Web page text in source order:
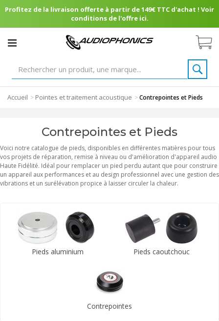
Profitez de la livraison offerte à partir de 149€ TTC d'achat ! Voir
conditions de l'offre ici.
Accueil > Pointes et traitement acoustique >Contrepointes et Pieds
Contrepointes et Pieds
Voici notre catalogue de pieds, disponibles en différentes matières pour tous
vos projets de réparation, remise à niveau ou d'amélioration d'appareil audio
Haute Fidélité. Idéal pour remplacer un pied perdu autant que pour construire
un appareil aux performances et au design professionnel avec une gestion des
vibrations et un surélévation propice à laisser circuler la chaleur.
Pieds aluminium Pieds caoutchouc
Contrepointes